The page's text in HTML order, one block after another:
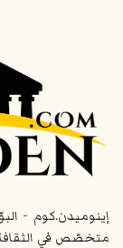
إينوميدن.كوم -
متخصّص في